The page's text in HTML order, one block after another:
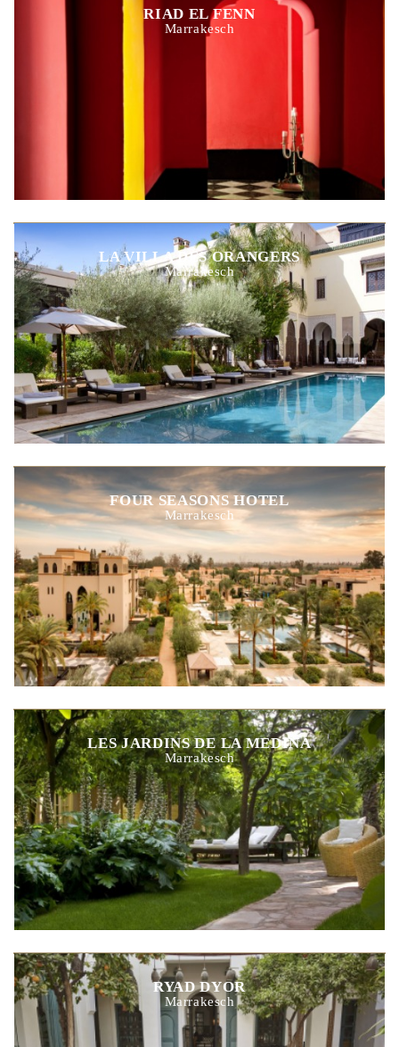
RIAD EL FENN
Marrakesch
LA VILLA DES ORANGERS
Marrakesch
FOUR SEASONS HOTEL
Marrakesch
LES JARDINS DE LA MEDINA
Marrakesch
RYAD DYOR
Marrakesch